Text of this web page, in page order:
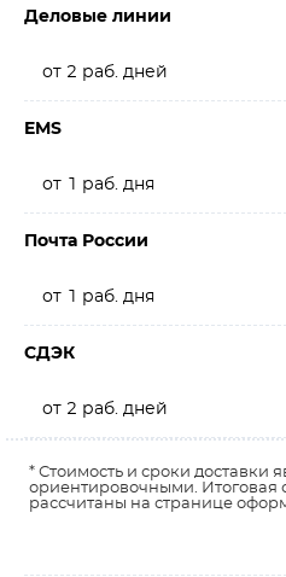
Деловые линии
от 2 раб. дней
EMS
от 1 раб. дня
Почта России
от 1 раб. дня
СДЭК
от 2 раб. дней
* Стоимость и сроки доставки
ориентировочными. Итоговая
рассчитаны на странице